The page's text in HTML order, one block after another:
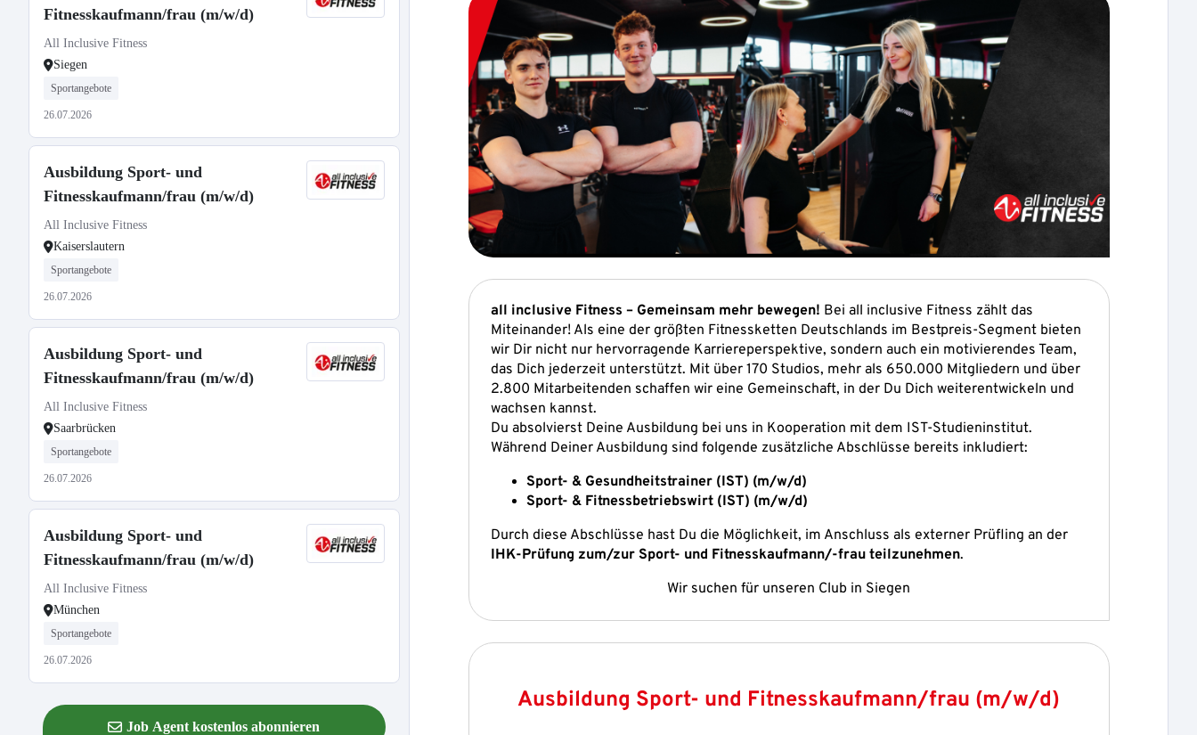
Fitnesskaufmann/frau (m/w/d)
All Inclusive Fitness
Siegen
Sportangebote
26.07.2026
Ausbildung Sport- und
Fitnesskaufmann/frau (m/w/d)
All Inclusive Fitness
Kaiserslautern
Sportangebote
26.07.2026
Ausbildung Sport- und
Fitnesskaufmann/frau (m/w/d)
All Inclusive Fitness
Saarbrücken
Sportangebote
26.07.2026
Ausbildung Sport- und
Fitnesskaufmann/frau (m/w/d)
All Inclusive Fitness
München
Sportangebote
26.07.2026
Job Agent kostenlos abonnieren